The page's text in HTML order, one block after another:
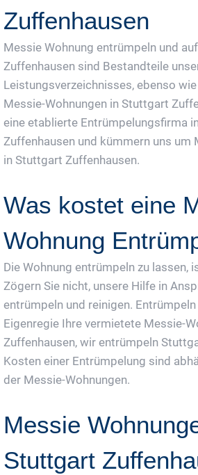
Zuffenhausen
Messie Wohnung entrümpeln und
Zuffenhausen sind Bestandteile
Leistungsverzeichnisses, ebenso
Messie-Wohnungen in Stuttgart
eine etablierte Entrümpelungsfirma
Zuffenhausen und kümmern uns um
in Stuttgart Zuffenhausen.
Was kostet eine
Wohnung
Die Wohnung entrümpeln zu lassen,
Zögern Sie nicht, unsere Hilfe in
entrümpeln und reinigen.
Eigenregie Ihre vermietete Messie-
Zuffenhausen, wir entrümpeln
Kosten einer Entrümpelung sind
der Messie-Wohnungen.
Messie
Stuttgart